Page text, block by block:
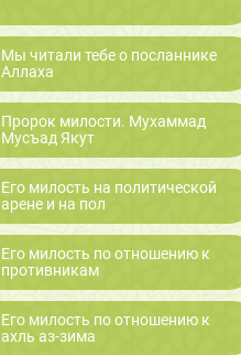
Мы читали тебе о посланнике
Аллаха
Пророк милости. Мухаммад
Мусъад Якут
Его милость на политической
арене и на пол
Его милость по отношению к
противникам
Его милость по отношению к
ахль аз-зима